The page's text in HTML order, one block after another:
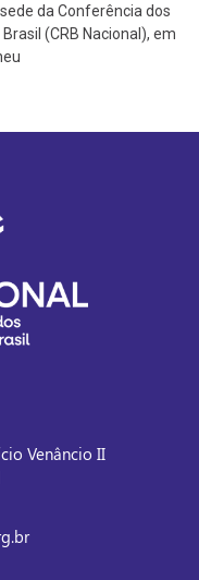
da Conferência dos
(CRB Nacional), em
Venâncio II